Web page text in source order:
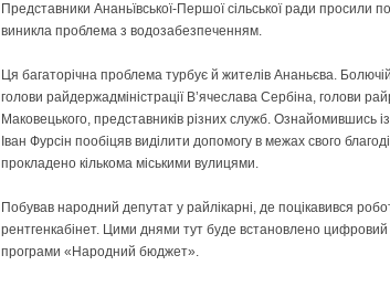
Представники Ананьївської-Першої сільської ради
виникла проблема з водозабезпеченням.
Ця багаторічна проблема турбує й жителів Ананьєва.
голови райдержадміністрації В’ячеслава Сербіна, голови
Маковецького, представників різних служб. Ознайомившись
Іван Фурсін пообіцяв виділити допомогу в межах свого
прокладено кількома міськими вулицями.
Побував народний депутат у райлікарні, де поцікавився
рентгенкабінет. Цими днями тут буде встановлено
програми «Народний бюджет».